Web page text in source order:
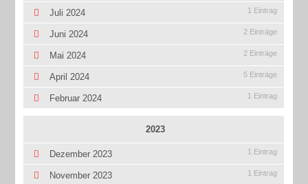
Juli 2024 1 Eintrag
Juni 2024 2 Einträge
Mai 2024 2 Einträge
April 2024 5 Einträge
Februar 2024 1 Eintrag
2023
Dezember 2023 1 Eintrag
November 2023 1 Eintrag